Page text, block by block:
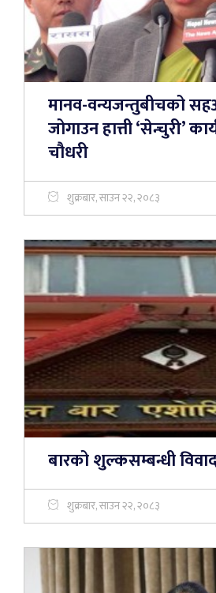
मानव-वन्यजन्तुबीचको
जोगाउन हात्ती ‘सेन्चुरी’
चौधरी
शुक्रबार, साउन २२, २०८३
बारको शुल्कसम्बन्धी
शुक्रबार, साउन २२, २०८३